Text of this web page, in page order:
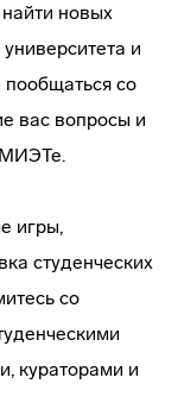
новых
и
со
вас вопросы и
МИЭТе.
игры,
студенческих
со
кураторами и